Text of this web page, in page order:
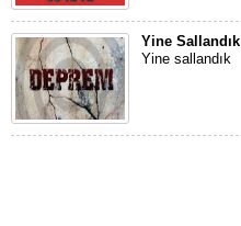
Yine Sallandık
Yine sallandık